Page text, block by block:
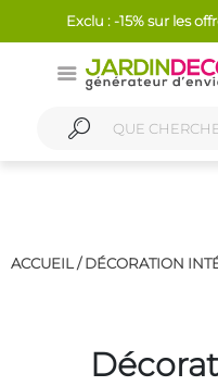
Exclu : -15% sur les
ACCUEIL / DÉCORATION